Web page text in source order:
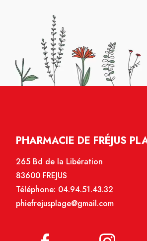
PHARMACIE DE FRÉJUS
265 Bd de la Libération
83600 FREJUS
Téléphone: 04.94.51.43.32
phiefrejusplage@gmail.com